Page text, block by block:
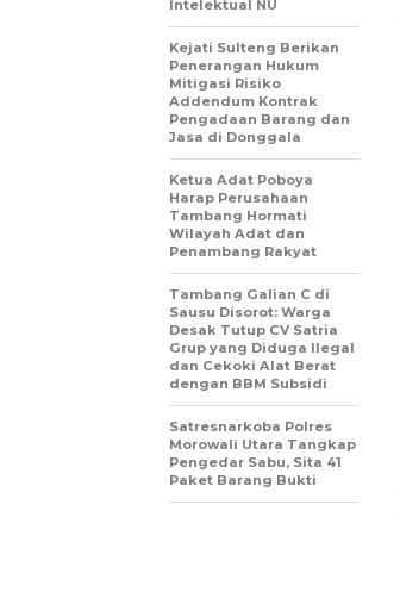
Intelektual NU
Kejati Sulteng Berikan
Penerangan Hukum
Mitigasi Risiko
Addendum Kontrak
Pengadaan Barang dan
Jasa di Donggala
Ketua Adat Poboya
Harap Perusahaan
Tambang Hormati
Wilayah Adat dan
Penambang Rakyat
Tambang Galian C di
Sausu Disorot: Warga
Desak Tutup CV Satria
Grup yang Diduga Ilegal
dan Cekoki Alat Berat
dengan BBM Subsidi
Satresnarkoba Polres
Morowali Utara Tangkap
Pengedar Sabu, Sita 41
Paket Barang Bukti